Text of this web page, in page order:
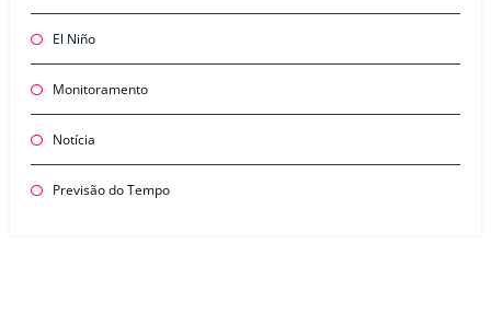
El Niño
Monitoramento
Notícia
Previsão do Tempo